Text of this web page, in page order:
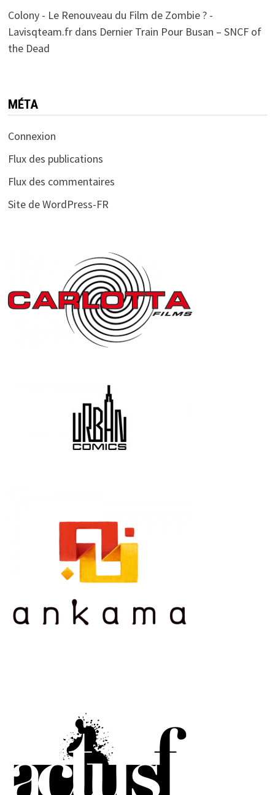
Colony - Le Renouveau du Film de Zombie ? -
Lavisqteam.frdans Dernier Train Pour Busan – SNCF of
the Dead
MÉTA
Connexion
Flux des publications
Flux des commentaires
Site de WordPress-FR